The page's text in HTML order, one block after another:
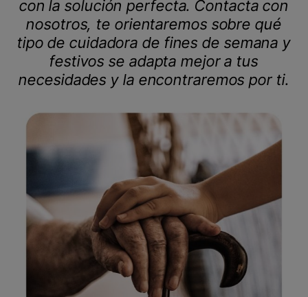
con la solución perfecta. Contacta con
nosotros, te orientaremos sobre qué
tipo de cuidadora de fines de semana y
festivos se adapta mejor a tus
necesidades y la encontraremos por ti.